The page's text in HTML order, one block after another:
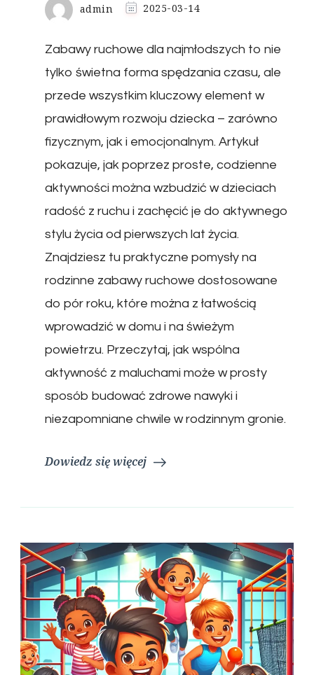
admin 2025-03-14
Zabawy ruchowe dla najmłodszych to nie
tylko świetna forma spędzania czasu, ale
przede wszystkim kluczowy element w
prawidłowym rozwoju dziecka – zarówno
fizycznym, jak i emocjonalnym. Artykuł
pokazuje, jak poprzez proste, codzienne
aktywności można wzbudzić w dzieciach
radość z ruchu i zachęcić je do aktywnego
stylu życia od pierwszych lat życia.
Znajdziesz tu praktyczne pomysły na
rodzinne zabawy ruchowe dostosowane
do pór roku, które można z łatwością
wprowadzić w domu i na świeżym
powietrzu. Przeczytaj, jak wspólna
aktywność z maluchami może w prosty
sposób budować zdrowe nawyki i
niezapomniane chwile w rodzinnym gronie.
Dowiedz się więcej